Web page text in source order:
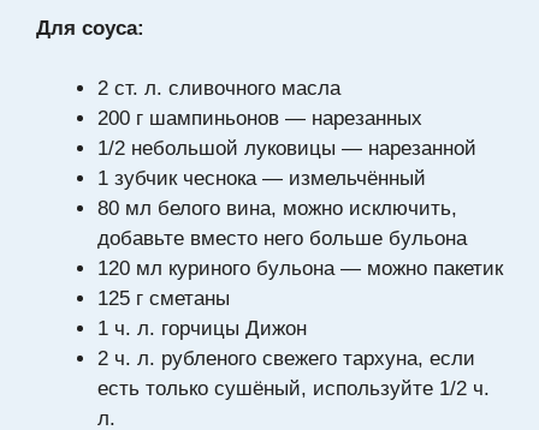
Для соуса:
2 ст. л. сливочного масла
200 г шампиньонов — нарезанных
1/2 небольшой луковицы — нарезанной
1 зубчик чеснока — измельчённый
80 мл белого вина, можно исключить,
добавьте вместо него больше бульона
120 мл куриного бульона — можно пакетик
125 г сметаны
1 ч. л. горчицы Дижон
2 ч. л. рубленого свежего тархуна, если
есть только сушёный, используйте 1/2 ч.
л.